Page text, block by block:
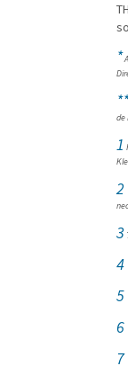
*
**
de
1
2
3
4
5
6
7